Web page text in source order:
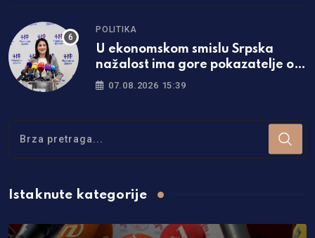
POLITIKA
U ekonomskom smislu Srpska
nažalost ima gore pokazatelje od
Federacije
07.08.2026 15:39
Istaknute kategorije